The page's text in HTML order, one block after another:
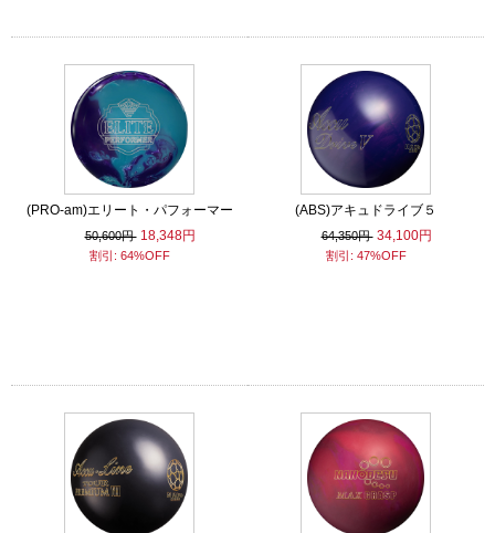
(PRO-am)エリート・パフォーマー
50,600円 18,348円
割引: 64%OFF
(ABS)アキュドライブ５
64,350円 34,100円
割引: 47%OFF